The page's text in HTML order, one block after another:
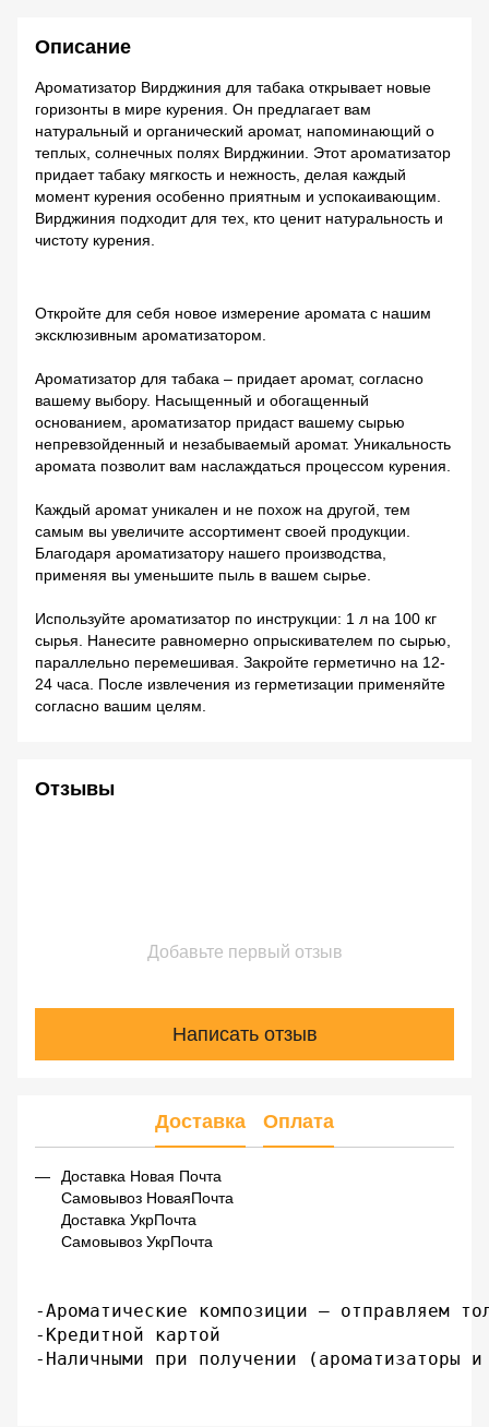
Описание
Ароматизатор Вирджиния для табака открывает новые
горизонты в мире курения. Он предлагает вам
натуральный и органический аромат, напоминающий о
теплых, солнечных полях Вирджинии. Этот ароматизатор
придает табаку мягкость и нежность, делая каждый
момент курения особенно приятным и успокаивающим.
Вирджиния подходит для тех, кто ценит натуральность и
чистоту курения.
Откройте для себя новое измерение аромата с нашим
эксклюзивным ароматизатором.
Ароматизатор для табака – придает аромат, согласно
вашему выбору. Насыщенный и обогащенный
основанием, ароматизатор придаст вашему сырью
непревзойденный и незабываемый аромат. Уникальность
аромата позволит вам наслаждаться процессом курения.
Каждый аромат уникален и не похож на другой, тем
самым вы увеличите ассортимент своей продукции.
Благодаря ароматизатору нашего производства,
применяя вы уменьшите пыль в вашем сырье.
Используйте ароматизатор по инструкции: 1 л на 100 кг
сырья. Нанесите равномерно опрыскивателем по сырью,
параллельно перемешивая. Закройте герметично на 12-
24 часа. После извлечения из герметизации применяйте
согласно вашим целям.
Отзывы
Добавьте первый отзыв
Написать отзыв
Доставка Оплата
Доставка Новая Почта
Самовывоз НоваяПочта
Доставка УкрПочта
Самовывоз УкрПочта
-Ароматические композиции – отправляем
-Кредитной картой
-Наличными при получении (ароматизаторы